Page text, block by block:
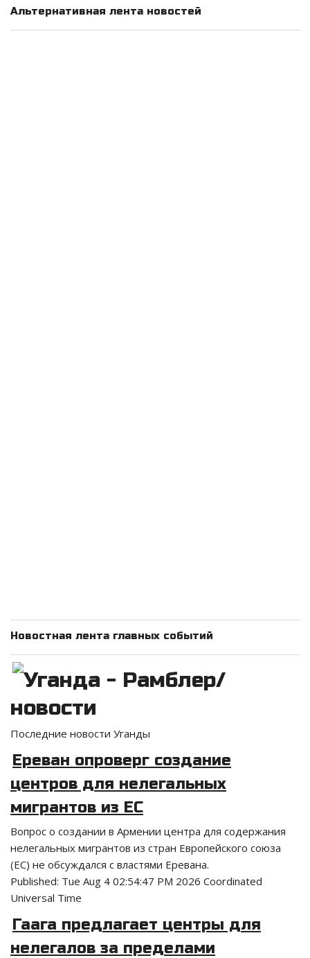
Альтернативная лента новостей
Новостная лента главных событий
Уганда - Рамблер/
новости
Последние новости Уганды
Ереван опроверг создание
центров для нелегальных
мигрантов из ЕС
Вопрос о создании в Армении центра для содержания
нелегальных мигрантов из стран Европейского союза
(ЕС) не обсуждался с властями Еревана.
Published: Tue Aug 4 02:54:47 PM 2026 Coordinated
Universal Time
Гаага предлагает центры для
нелегалов за пределами